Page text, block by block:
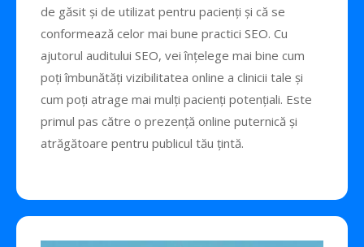
de găsit și de utilizat pentru pacienți și că se
conformează celor mai bune practici SEO. Cu
ajutorul auditului SEO, vei înțelege mai bine cum
poți îmbunătăți vizibilitatea online a clinicii tale și
cum poți atrage mai mulți pacienți potențiali. Este
primul pas către o prezență online puternică și
atrăgătoare pentru publicul tău țintă.